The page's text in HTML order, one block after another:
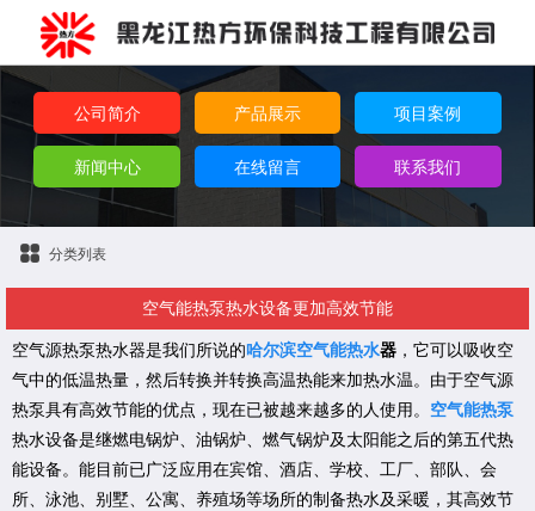
公司简介 产品展示 项目案例
新闻中心 在线留言 联系我们
分类列表
空气能热泵热水设备更加高效节能
空气源热泵热水器是我们所说的 哈尔滨空气能热水器 ，它可以吸收空
气中的低温热量，然后转换并转换高温热能来加热水温。由于空气源
热泵具有高效节能的优点，现在已被越来越多的人使用。 空气能热泵
热水设备是继燃电锅炉、油锅炉、燃气锅炉及太阳能之后的第五代热
能设备。能目前已广泛应用在宾馆、酒店、学校、工厂、部队、会
所、泳池、别墅、公寓、养殖场等场所的制备热水及采暖，其高效节